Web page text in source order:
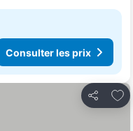
Consulter les prix
Partager